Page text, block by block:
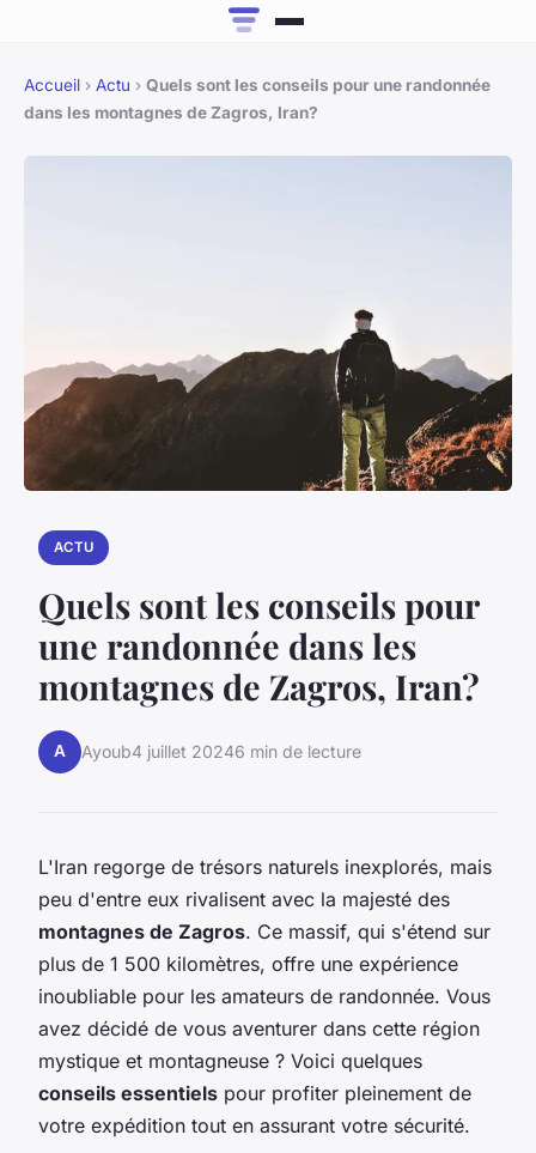
Accueil › Actu › Quels sont les conseils pour une randonnée
dans les montagnes de Zagros, Iran?
ACTU
Quels sont les conseils pour
une randonnée dans les
montagnes de Zagros, Iran?
A Ayoub4 juillet 20246 min de lecture
L'Iran regorge de trésors naturels inexplorés, mais
peu d'entre eux rivalisent avec la majesté des
montagnes de Zagros. Ce massif, qui s'étend sur
plus de 1 500 kilomètres, offre une expérience
inoubliable pour les amateurs de randonnée. Vous
avez décidé de vous aventurer dans cette région
mystique et montagneuse ? Voici quelques
conseils essentiels pour profiter pleinement de
votre expédition tout en assurant votre sécurité.